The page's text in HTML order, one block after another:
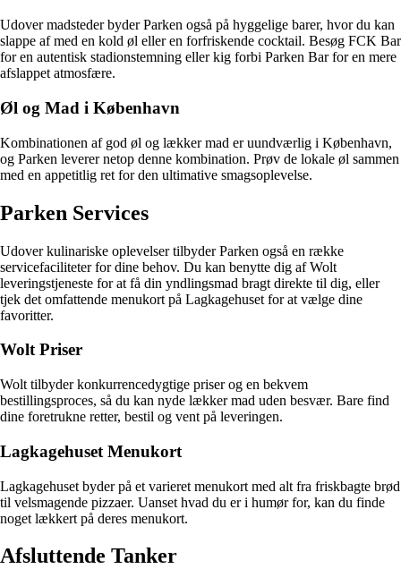
Udover madsteder byder Parken også på hyggelige barer, hvor du kan
slappe af med en kold øl eller en forfriskende cocktail. Besøg FCK Bar
for en autentisk stadionstemning eller kig forbi Parken Bar for en mere
afslappet atmosfære.
Øl og Mad i København
Kombinationen af god øl og lækker mad er uundværlig i København,
og Parken leverer netop denne kombination. Prøv de lokale øl sammen
med en appetitlig ret for den ultimative smagsoplevelse.
Parken Services
Udover kulinariske oplevelser tilbyder Parken også en række
servicefaciliteter for dine behov. Du kan benytte dig af Wolt
leveringstjeneste for at få din yndlingsmad bragt direkte til dig, eller
tjek det omfattende menukort på Lagkagehuset for at vælge dine
favoritter.
Wolt Priser
Wolt tilbyder konkurrencedygtige priser og en bekvem
bestillingsproces, så du kan nyde lækker mad uden besvær. Bare find
dine foretrukne retter, bestil og vent på leveringen.
Lagkagehuset Menukort
Lagkagehuset byder på et varieret menukort med alt fra friskbagte brød
til velsmagende pizzaer. Uanset hvad du er i humør for, kan du finde
noget lækkert på deres menukort.
Afsluttende Tanker